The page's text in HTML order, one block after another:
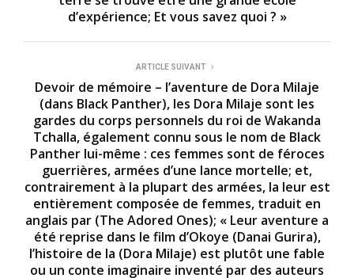
d’expérience; Et vous savez quoi ? »
ARTICLE SUIVANT
Devoir de mémoire – l’aventure de Dora Milaje
(dans Black Panther), les Dora Milaje sont les
gardes du corps personnels du roi de Wakanda
Tchalla, également connu sous le nom de Black
Panther lui-même : ces femmes sont de féroces
guerrières, armées d’une lance mortelle; et,
contrairement à la plupart des armées, la leur est
entièrement composée de femmes, traduit en
anglais par (The Adored Ones); « Leur aventure a
été reprise dans le film d’Okoye (Danai Gurira),
l’histoire de la (Dora Milaje) est plutôt une fable
ou un conte imaginaire inventé par des auteurs